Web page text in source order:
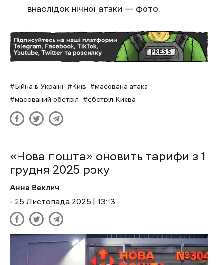
внаслідок нічної атаки — фото.
Війна в Україні Київ
масована атака
масований обстріл
обстріл Києва
«Нова пошта» оновить тарифи з 1
грудня 2025 року
Анна Веклич
- 25 Листопада 2025 | 13:13